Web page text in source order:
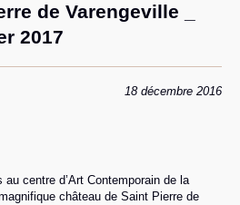
de Varengeville _
2017
18 décembre 2016
centre d’Art Contemporain de la
château de Saint Pierre de